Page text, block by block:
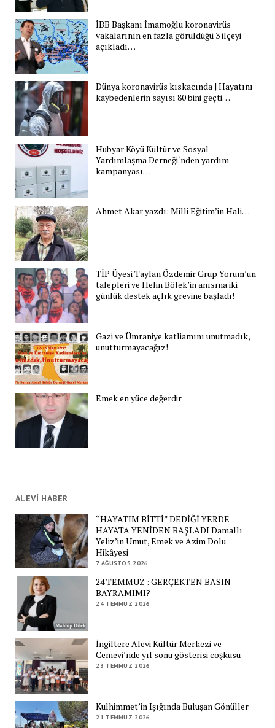
İBB Başkanı İmamoğlu koronavirüs
vakalarının en fazla görüldüğü 3 ilçeyi
açıkladı…
Dünya koronavirüs kıskacında | Hayatını
kaybedenlerin sayısı 80 bini geçti…
Hubyar Köyü Kültür ve Sosyal
Yardımlaşma Derneği‘nden yardım
kampanyası…
Ahmet Akar yazdı: Milli Eğitim’in Hali…
TİP Üyesi Taylan Özdemir Grup Yorum’un
talepleri ve Helin Bölek’in anısına iki
günlük destek açlık grevine başladı!
Gazi ve Ümraniye katliamını unutmadık,
unutturmayacağız!
Emek en yüce değerdir
ALEVİ HABER
“HAYATIM BİTTİ” DEDİĞİ YERDE
HAYATA YENİDEN BAŞLADI Damallı
Yeliz’in Umut, Emek ve Azim Dolu
Hikâyesi
7 AĞUSTOS 2026
24 TEMMUZ : GERÇEKTEN BASIN
BAYRAMIMI?
24 TEMMUZ 2026
İngiltere Alevi Kültür Merkezi ve
Cemevi’nde yıl sonu gösterisi coşkusu
23 TEMMUZ 2026
Kulhimmet’in Işığında Buluşan Gönüller
21 TEMMUZ 2026